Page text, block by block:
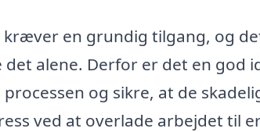
kræver en grundig tilgang, og
alene. Derfor er det en god
og sikre, at de
ved at overlade arbejdet til